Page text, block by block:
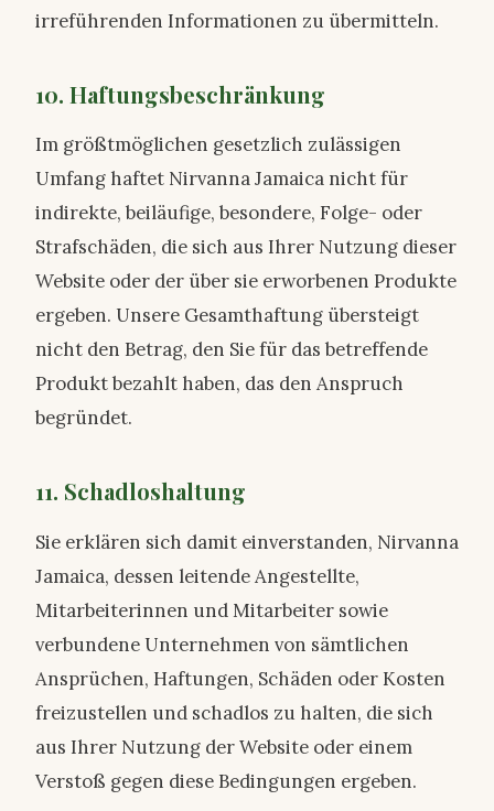
irreführenden Informationen zu übermitteln.
10. Haftungsbeschränkung
Im größtmöglichen gesetzlich zulässigen
Umfang haftet Nirvanna Jamaica nicht für
indirekte, beiläufige, besondere, Folge- oder
Strafschäden, die sich aus Ihrer Nutzung dieser
Website oder der über sie erworbenen Produkte
ergeben. Unsere Gesamthaftung übersteigt
nicht den Betrag, den Sie für das betreffende
Produkt bezahlt haben, das den Anspruch
begründet.
11. Schadloshaltung
Sie erklären sich damit einverstanden, Nirvanna
Jamaica, dessen leitende Angestellte,
Mitarbeiterinnen und Mitarbeiter sowie
verbundene Unternehmen von sämtlichen
Ansprüchen, Haftungen, Schäden oder Kosten
freizustellen und schadlos zu halten, die sich
aus Ihrer Nutzung der Website oder einem
Verstoß gegen diese Bedingungen ergeben.